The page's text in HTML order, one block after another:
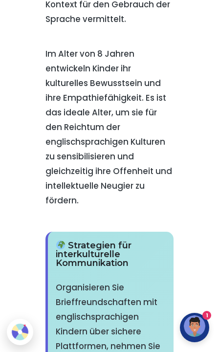
Kontext für den Gebrauch der
Sprache vermittelt.
Im Alter von 8 Jahren
entwickeln Kinder ihr
kulturelles Bewusstsein und
ihre Empathiefähigkeit. Es ist
das ideale Alter, um sie für
den Reichtum der
englischsprachigen Kulturen
zu sensibilisieren und
gleichzeitig ihre Offenheit und
intellektuelle Neugier zu
fördern.
Strategien für
interkulturelle
Kommunikation
Organisieren Sie
Brieffreundschaften mit
englischsprachigen
Kindern über sichere
Plattformen, nehmen Sie
1